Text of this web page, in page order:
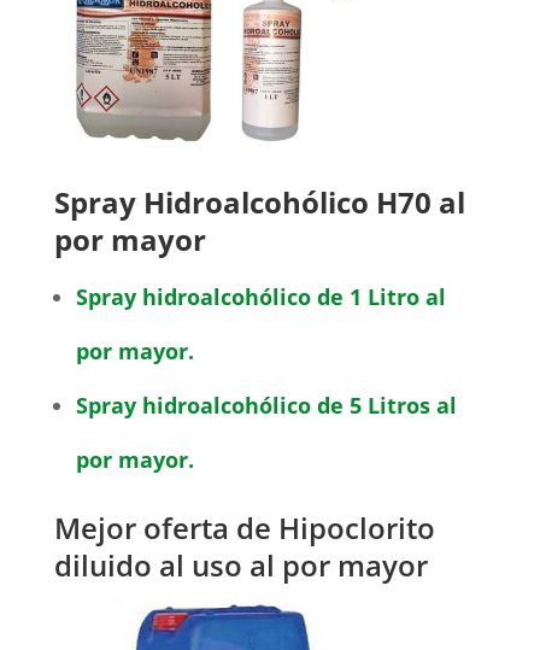
Spray Hidroalcohólico H70 al
por mayor
Spray hidroalcohólico de 1 Litro al
por mayor.
Spray hidroalcohólico de 5 Litros al
por mayor.
Mejor oferta de Hipoclorito
diluido al uso al por mayor